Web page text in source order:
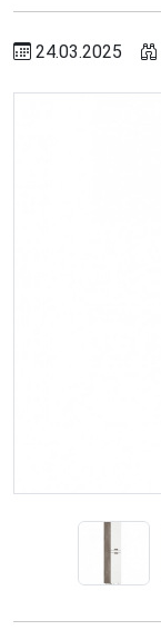
24.03.2025